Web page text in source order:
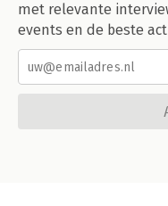
met relevante
events en de beste